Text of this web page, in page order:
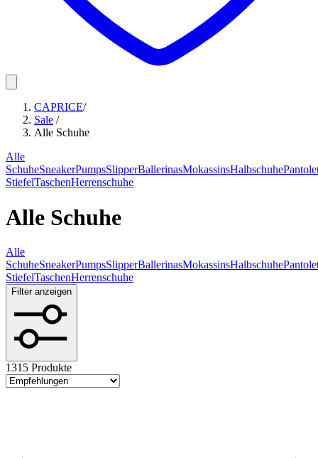
CAPRICE/
Sale /
Alle Schuhe
Alle
SchuheSneakerPumpsSlipperBallerinasMokassinsHalbschuhe
StiefelTaschenHerrenschuhe
Alle Schuhe
Alle
SchuheSneakerPumpsSlipperBallerinasMokassinsHalbschuhe
StiefelTaschenHerrenschuhe
Filter anzeigen
1315 Produkte